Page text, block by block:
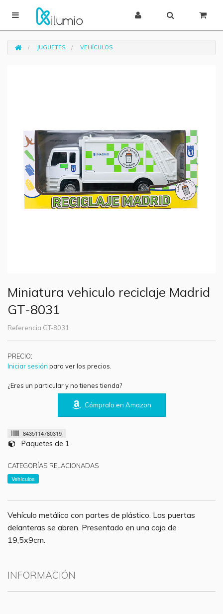
JUGUETES VEHÍCULOS
Miniatura vehiculo reciclaje Madrid
GT-8031
Referencia GT-8031
PRECIO:
Iniciar sesión para ver los precios.
¿Eres un particular y no tienes tienda?
Cómpralo en Amazon
8435114780319
Paquetes de 1
CATEGORÍAS RELACIONADAS
Vehículos
Vehículo metálico con partes de plástico. Las puertas
delanteras se abren. Presentado en una caja de
19,5x9cm.
INFORMACIÓN